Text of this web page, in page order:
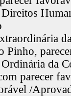
Pinho,
da
parecer
/